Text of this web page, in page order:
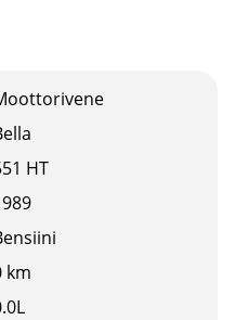
HT
km